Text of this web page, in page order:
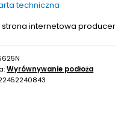
techniczna
strona internetowa
Wyrównywanie podłoża